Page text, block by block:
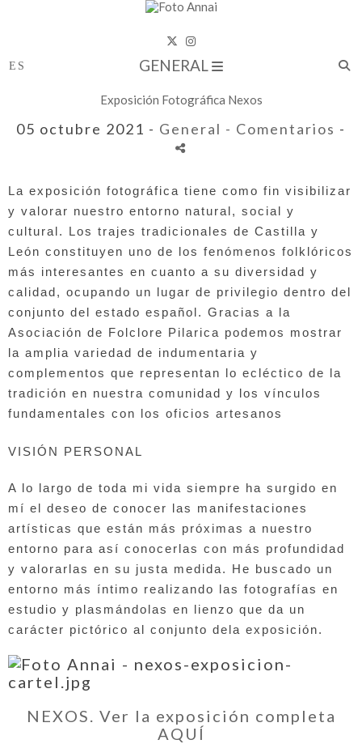
GENERAL
Exposición Fotográfica Nexos
05 octubre 2021 - General - Comentarios -
y valorar nuestro entorno natural, social y
cultural.
Los trajes tradicionales de Castilla y
León constituyen uno de los fenómenos folklóricos
más interesantes en cuanto a su diversidad y
calidad, ocupando un lugar de privilegio dentro del
conjunto del estado español. Gracias a la
Asociación de Folclore Pilarica podemos mostrar
fundamentales con los oficios artesanos
VISIÓN PERSONAL
A lo largo de toda mi vida siempre ha surgido en
artísticas que están más próximas a nuestro
entorno para así conocerlas con más profundidad
y valorarlas en su justa medida. He buscado un
entorno más íntimo realizando las fotografías en
estudio y plasmándolas en lienzo que da un
carácter pictórico al conjunto de la exposición.
NEXOS. Ver la exposición completa
AQUÍ